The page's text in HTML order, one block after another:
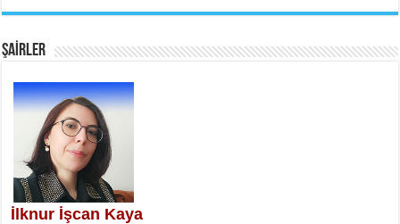
SATILMIŞ ÜMİT ÇETİNKAYA
Erkenlik...
ŞAİRLER
İlknur İşcan Kaya